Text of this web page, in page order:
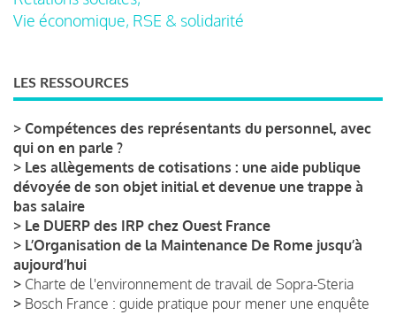
Vie économique, RSE & solidarité
LES RESSOURCES
> Compétences des représentants du personnel, avec
qui on en parle ?
> Les allègements de cotisations : une aide publique
dévoyée de son objet initial et devenue une trappe à
bas salaire
> Le DUERP des IRP chez Ouest France
> L’Organisation de la Maintenance De Rome jusqu’à
aujourd’hui
> Charte de l'environnement de travail de Sopra-Steria
> Bosch France : guide pratique pour mener une enquête